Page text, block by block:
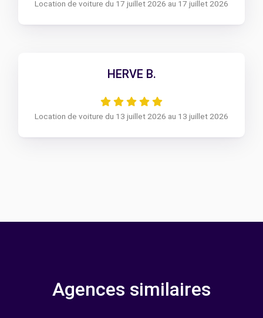
Location de voiture du 17 juillet 2026 au 17 juillet 2026
HERVE B.
Location de voiture du 13 juillet 2026 au 13 juillet 2026
Agences similaires